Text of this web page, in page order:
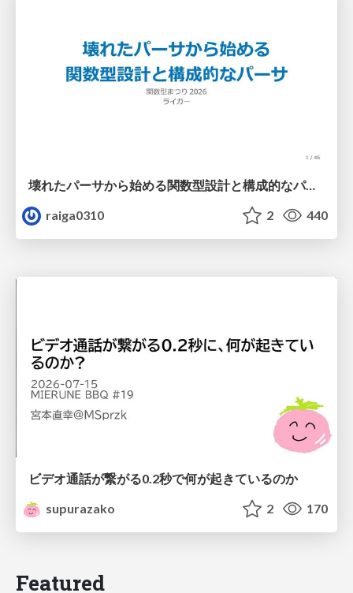
壊れたパーサから始める関数型設計と構成的なパーサ #fp_matsuri
raiga0310
2 440
ビデオ通話が繋がる0.2秒で何が起きているのか
supurazako
2 170
Featured